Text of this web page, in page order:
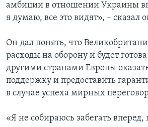
амбиции в отношении Украины
я думаю, все это видят», – сказал
Он дал понять, что
расходы на оборону и будет
другими странами Европы
поддержку и предоставить
в случае успеха мирных
«Я не собираюсь забегать